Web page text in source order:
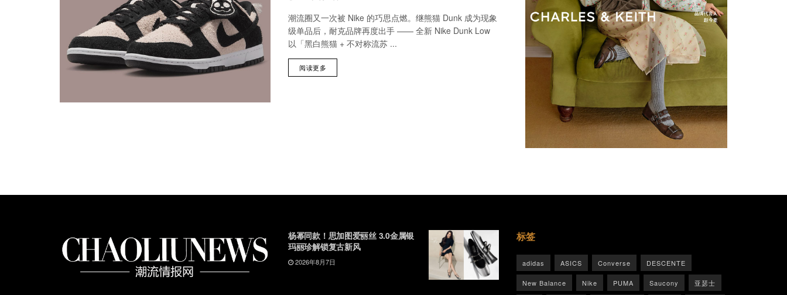
潮流圈又一次被 Nike 的巧思点燃。继熊猫 Dunk 成为现象
级单品后，耐克品牌再度出手 —— 全新 Nike Dunk Low
以「黑白熊猫 + 不对称流苏 ...
阅读更多
杨幂同款！思加图爱丽丝 3.0金属银
玛丽珍解锁复古新风
2026年8月7日
标签
adidas ASICS Converse DESCENTE
New Balance Nike PUMA Saucony 亚瑟士